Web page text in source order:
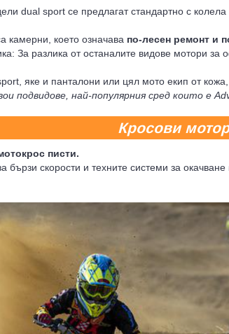
dual sport се предлагат стандартно с
камерни, което означава по-лесен ремонт и
За разлика от останалите видове мотори за
яке и панталони или цял мото екип от
подвидове, най-популярния сред които е
Кросови
писти.
скорости и техните системи за